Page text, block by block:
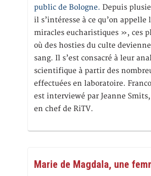
public de Bologne. Depuis
il s’intéresse à ce qu’on appelle
miracles eucharistiques », ces
où des hosties du culte
sang. Il s’est consacré à leur
scientifique à partir des
effectuées en laboratoire.
est interviewé par Jeanne
en chef de RiTV.
Marie de Magdala, une